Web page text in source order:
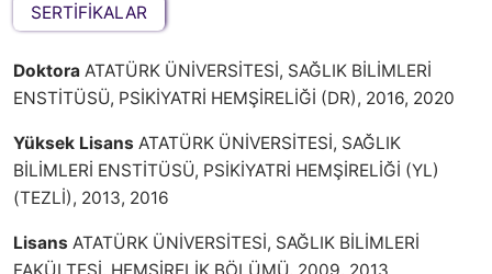
SERTİFİKALAR
Doktora ATATÜRK ÜNİVERSİTESİ, SAĞLIK BİLİMLERİ
ENSTİTÜSÜ, PSİKİYATRİ HEMŞİRELİĞİ (DR), 2016, 2020
Yüksek Lisans ATATÜRK ÜNİVERSİTESİ, SAĞLIK
BİLİMLERİ ENSTİTÜSÜ, PSİKİYATRİ HEMŞİRELİĞİ (YL)
(TEZLİ), 2013, 2016
Lisans ATATÜRK ÜNİVERSİTESİ, SAĞLIK BİLİMLERİ